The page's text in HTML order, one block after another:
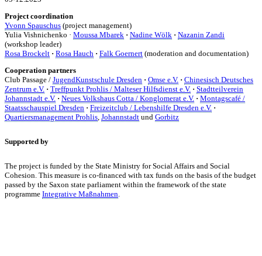
Project coordination
Yvonn Spauschus (project management)
Yulia Vishnichenko · Moussa Mbarek · Nadine Wölk · Nazanin Zandi
(workshop leader)
Rosa Brockelt · Rosa Hauch · Falk Goernert (moderation and documentation)
Cooperation partners
Club Passage / JugendKunstschule Dresden · Omse e.V. · Chinesisch Deutsches
Zentrum e.V. · Treffpunkt Prohlis / Malteser Hilfsdienst e.V. · Stadtteilverein
Johannstadt e.V. · Neues Volkshaus Cotta / Konglomerat e.V. · Montagscafé /
Staatsschauspiel Dresden · Freizeitclub / Lebenshilfe Dresden e.V. ·
Quartiersmanagement Prohlis, Johannstadt und Gorbitz
Supported by
The project is funded by the State Ministry for Social Affairs and Social
Cohesion. This measure is co-financed with tax funds on the basis of the budget
passed by the Saxon state parliament within the framework of the state
programme Integrative Maßnahmen.